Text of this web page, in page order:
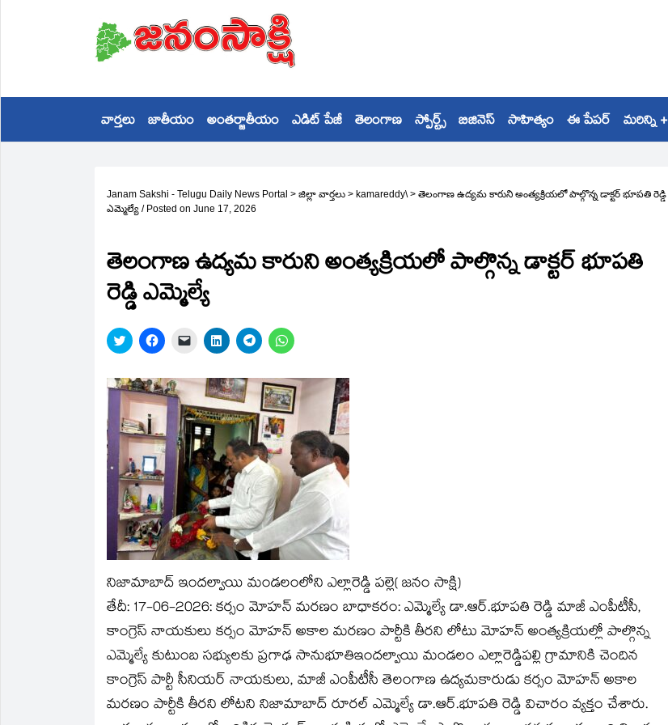
వార్తలు జాతీయం అంతర్జాతీయం ఎడిట్ పేజీ తెలంగాణ స్పోర్ట్స్ బిజినెస్ సాహిత్యం ఈ పేపర్ మరిన్ని +
Janam Sakshi - Telugu Daily News Portal > జిల్లా వార్తలు > kamareddy\> తెలంగాణ ఉద్యమ కారుని అంత్యక్రియలో పాల్గొన్న డాక్టర్ భూపతి రెడ్డి
ఎమ్మెల్యే / Posted on June 17, 2026
తెలంగాణ ఉద్యమ కారుని అంత్యక్రియలో పాల్గొన్న డాక్టర్ భూపతి
రెడ్డి ఎమ్మెల్యే
Click
to
Twitter
(Opens
in
new
window)
Click
to
Facebook
(Opens
in
new
window)
Click
link
to
friend
(Opens
in
new
window)
Click
to
LinkedIn
(Opens
in
new
window)
Click
to
Telegram
(Opens
in
new
window)
Click
to
WhatsApp
(Opens
in
new
నిజామాబాద్ ఇందల్వాయి మండలంలోని ఎల్లారెడ్డి పల్లె( జనం సాక్షి)
తేదీ: 17-06-2026:కర్సం మోహన్ మరణం బాధాకరం: ఎమ్మెల్యే డా.ఆర్.భూపతి రెడ్డి మాజీ ఎంపీటీసీ,
కాంగ్రెస్ నాయకులు కర్సం మోహన్ అకాల మరణం పార్టీకి తీరని లోటు మోహన్ అంత్యక్రియల్లో పాల్గొన్న
ఎమ్మెల్యే కుటుంబ సభ్యులకు ప్రగాఢ సానుభూతిఇందల్వాయి మండలం ఎల్లారెడ్డిపల్లి గ్రామానికి చెందిన
కాంగ్రెస్ పార్టీ సీనియర్ నాయకులు, మాజీ ఎంపీటీసీ తెలంగాణ ఉద్యమకారుడు కర్సం మోహన్ అకాల
మరణం పార్టీకి తీరని లోటని నిజామాబాద్ రూరల్ ఎమ్మెల్యే డా.ఆర్.భూపతి రెడ్డి విచారం వ్యక్తం చేశారు.